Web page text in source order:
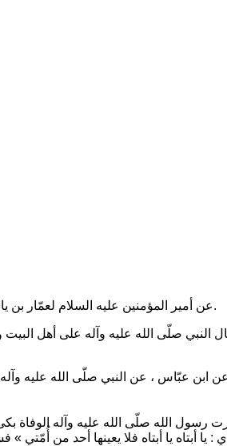
عن أمير المؤمنين عليه السلام لعمّار بن.
النبي صلّى الله عليه وآله على أهل
ابن عبّاس ، عن النبي صلّى الله عليه
رسول الله صلّى الله عليه وآله الوفاة
أبتاه يا أبتاه فلا يعينها أحد من أُمّتي »